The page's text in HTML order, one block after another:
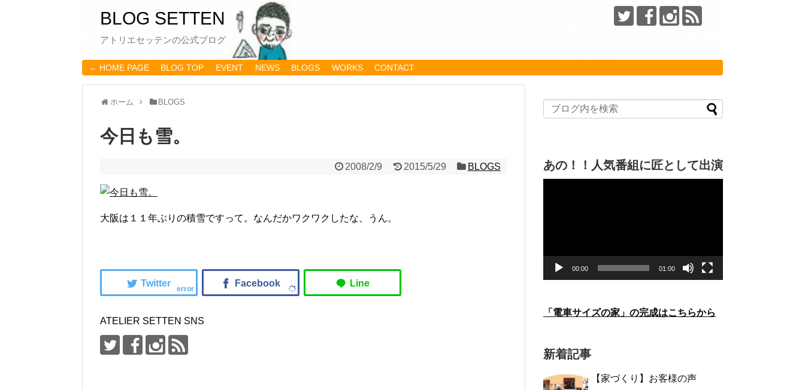
BLOG SETTEN
アトリエセッテンの公式ブログ
← HOME PAGE BLOG TOP EVENT NEWS BLOGS WORKS CONTACT
ホーム BLOGS
今日も雪。
2008/2/9 2015/5/29 BLOGS
大阪は１１年ぶりの積雪ですって。なんだかワクワクしたな、うん。
error
ATELIER SETTEN SNS
あの！！人気番組に匠として出演
ー
00:00 01:00
「電車サイズの家」の完成はこちらから
新着記事
【家づくり】お客様の声